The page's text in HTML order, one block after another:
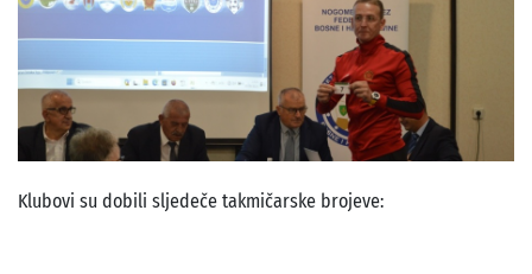
Klubovi su dobili sljedeče takmičarske brojeve: